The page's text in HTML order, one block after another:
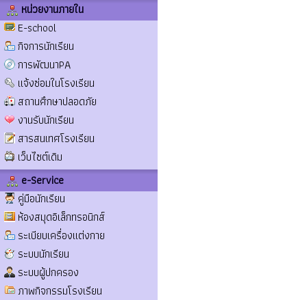
หน่วยงานภายใน
E-school
กิจการนักเรียน
การพัฒนาPA
แจ้งซ่อมในโรงเรียน
สถานศึกษาปลอดภัย
งานรับนักเรียน
สารสนเทศโรงเรียน
เว็บไซต์เดิม
e-Service
คู่มือนักเรียน
ห้องสมุดอิเล็กทรอนิกส์
ระเบียบเครื่องแต่งกาย
ระบบนักเรียน
ระบบผู้ปกครอง
ภาพกิจกรรมโรงเรียน